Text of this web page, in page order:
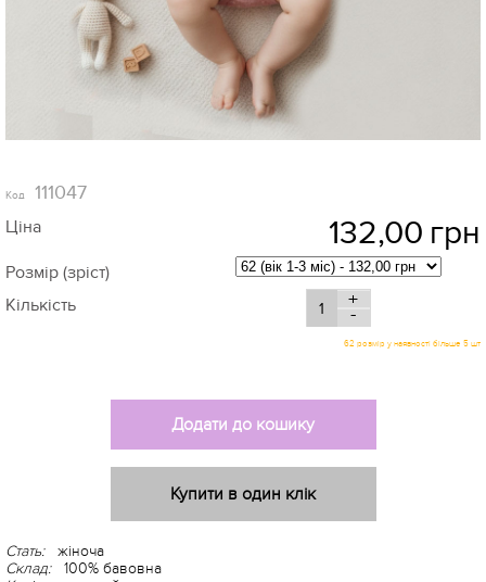
Код 111047
Ціна 132,00 грн
Розмір (зріст)
Кількість
+
-
Додати до кошику
Купити в один клік
Стать: жіноча
Склад: 100% бавовна